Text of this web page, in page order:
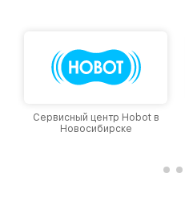
Сервисный центр Hobot в
Новосибирске